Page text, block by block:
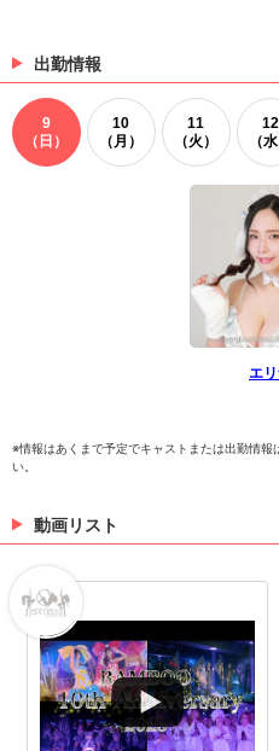
出勤情報
9
（日）
10
（月）
11
（火）
12
（水
エ
※情報はあくまで予定でキャストまたは出勤情
い。
動画リスト